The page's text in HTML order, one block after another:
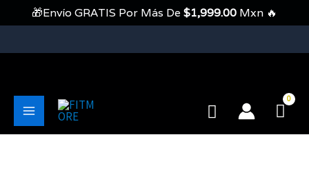
Contenido
Main
Buscar
🎁Envío GRATIS Por Más De $1,999.00 Mxn 🔥